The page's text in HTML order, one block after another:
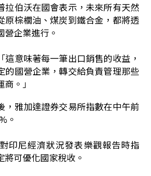
拉伯沃在國會表示，未來所有天然
原棕櫚油、煤炭到鐵合金，都將透
營企業進行。
這意味著每一筆出口銷售的收益，
的國營企業，轉交給負責管理那些
。」
，雅加達證券交易所指數在中午前
。
印尼經濟狀況發表樂觀報告時指
將可優化國家稅收。